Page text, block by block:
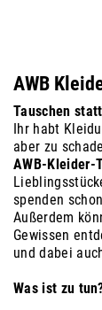
AWB
Tauschen
Ihr habt
aber zu
AWB-Kleider-
spenden
Außerdem
Gewissen
und dabei
Was ist zu